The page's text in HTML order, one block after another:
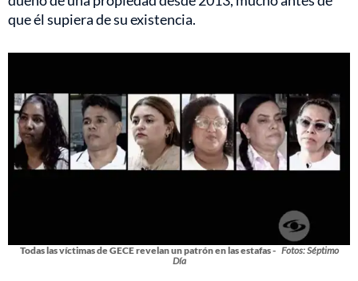
que él supiera de su existencia.
Todas las víctimas de GECE revelan un patrón en las estafas - Fotos: Séptimo
Día